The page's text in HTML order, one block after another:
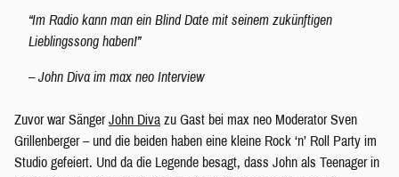
“Im Radio kann man ein Blind Date mit seinem zukünftigen
Lieblingssong haben!”
– John Diva im max neo Interview
Zuvor war SängerJohn Diva zu Gast bei max neo Moderator Sven
Grillenberger – und die beiden haben eine kleine Rock ‘n’ Roll Party im
Studio gefeiert. Und da die Legende besagt, dass John als Teenager in